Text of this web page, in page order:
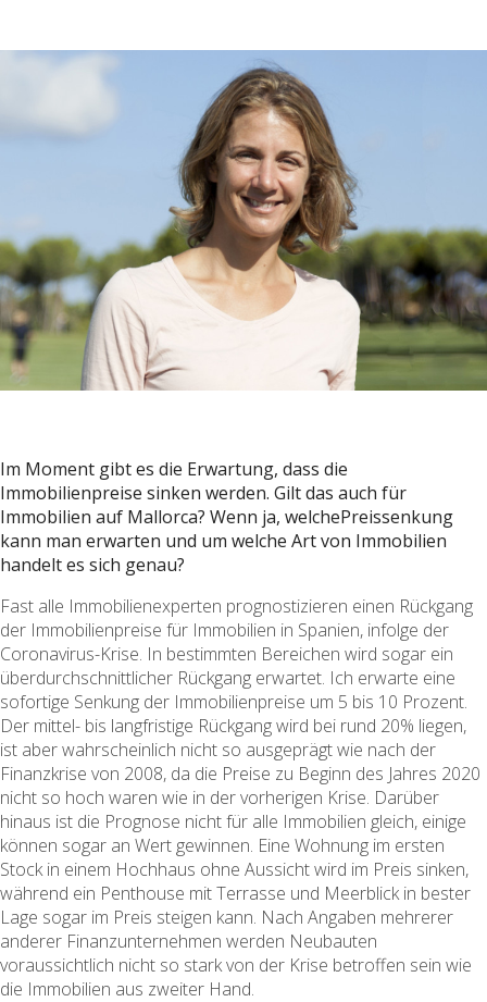
Im Moment gibt es die Erwartung, dass die
Immobilienpreise sinken werden. Gilt das auch für
Immobilien auf Mallorca? Wenn ja, welchePreissenkung
kann man erwarten und um welche Art von Immobilien
handelt es sich genau?
Fast alle Immobilienexperten prognostizieren einen Rückgang
der Immobilienpreise für Immobilien in Spanien, infolge der
Coronavirus-Krise. In bestimmten Bereichen wird sogar ein
überdurchschnittlicher Rückgang erwartet. Ich erwarte eine
sofortige Senkung der Immobilienpreise um 5 bis 10 Prozent.
Der mittel- bis langfristige Rückgang wird bei rund 20% liegen,
ist aber wahrscheinlich nicht so ausgeprägt wie nach der
Finanzkrise von 2008, da die Preise zu Beginn des Jahres 2020
nicht so hoch waren wie in der vorherigen Krise. Darüber
hinaus ist die Prognose nicht für alle Immobilien gleich, einige
können sogar an Wert gewinnen. Eine Wohnung im ersten
Stock in einem Hochhaus ohne Aussicht wird im Preis sinken,
während ein Penthouse mit Terrasse und Meerblick in bester
Lage sogar im Preis steigen kann. Nach Angaben mehrerer
anderer Finanzunternehmen werden Neubauten
voraussichtlich nicht so stark von der Krise betroffen sein wie
die Immobilien aus zweiter Hand.